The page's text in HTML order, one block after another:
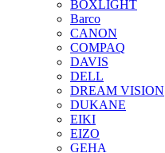
BOXLIGHT
Barco
CANON
COMPAQ
DAVIS
DELL
DREAM VISION
DUKANE
EIKI
EIZO
GEHA